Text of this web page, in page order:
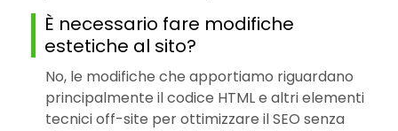
È necessario fare modifiche
estetiche al sito?
No, le modifiche che apportiamo riguardano
principalmente il codice HTML e altri elementi
tecnici off-site per ottimizzare il SEO senza